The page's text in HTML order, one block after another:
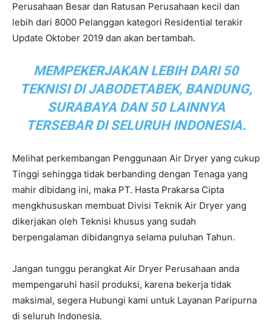
Perusahaan Besar dan Ratusan Perusahaan kecil dan
lebih dari 8000 Pelanggan kategori Residential terakir
Update Oktober 2019 dan akan bertambah.
MEMPEKERJAKAN LEBIH DARI 50
TEKNISI DI JABODETABEK, BANDUNG,
SURABAYA DAN 50 LAINNYA
TERSEBAR DI SELURUH INDONESIA.
Melihat perkembangan Penggunaan Air Dryer yang cukup
Tinggi sehingga tidak berbanding dengan Tenaga yang
mahir dibidang ini, maka PT. Hasta Prakarsa Cipta
mengkhususkan membuat Divisi Teknik Air Dryer yang
dikerjakan oleh Teknisi khusus yang sudah
berpengalaman dibidangnya selama puluhan Tahun.
Jangan tunggu perangkat Air Dryer Perusahaan anda
mempengaruhi hasil produksi, karena bekerja tidak
maksimal, segera Hubungi kami untuk Layanan Paripurna
di seluruh Indonesia.